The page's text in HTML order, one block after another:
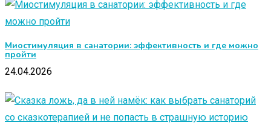
Миостимуляция в санатории: эффективность и где можно
пройти
24.04.2026